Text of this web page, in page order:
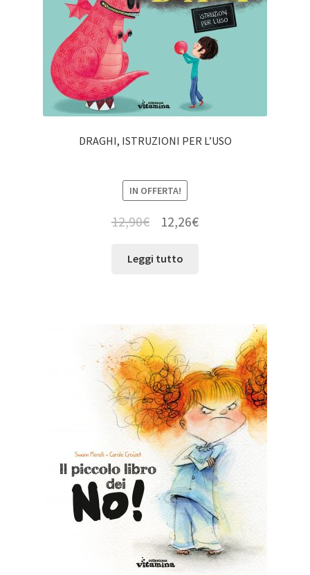
DRAGHI, ISTRUZIONI PER L’USO
IN OFFERTA!
12,90€ 12,26€
Leggi tutto